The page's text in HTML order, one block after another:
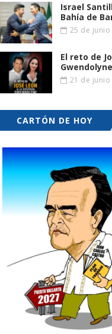
Israel
Bahía de
25 de
El reto de
Gwendolyne
21 de
CARTÓN DE HOY